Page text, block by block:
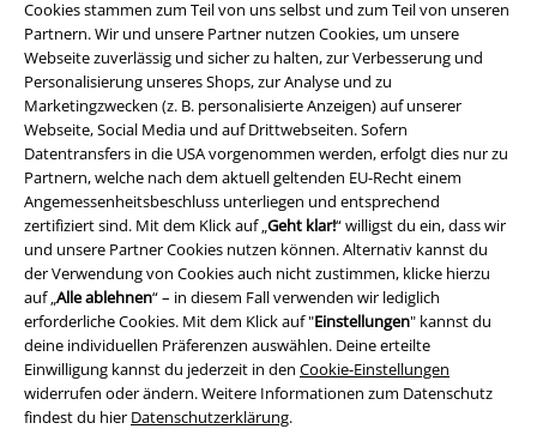
Cookies stammen zum Teil von uns selbst und zum Teil von unseren
Partnern. Wir und unsere Partner nutzen Cookies, um unsere
Webseite zuverlässig und sicher zu halten, zur Verbesserung und
Personalisierung unseres Shops, zur Analyse und zu
Marketingzwecken (z. B. personalisierte Anzeigen) auf unserer
Webseite, Social Media und auf Drittwebseiten. Sofern
Datentransfers in die USA vorgenommen werden, erfolgt dies nur zu
Partnern, welche nach dem aktuell geltenden EU-Recht einem
Angemessenheitsbeschluss unterliegen und entsprechend
zertifiziert sind. Mit dem Klick auf „Geht klar!“ willigst du ein, dass wir
und unsere Partner Cookies nutzen können. Alternativ kannst du
der Verwendung von Cookies auch nicht zustimmen, klicke hierzu
auf „Alle ablehnen“ – in diesem Fall verwenden wir lediglich
erforderliche Cookies. Mit dem Klick auf "Einstellungen" kannst du
deine individuellen Präferenzen auswählen. Deine erteilte
Einwilligung kannst du jederzeit in den Cookie-Einstellungen
widerrufen oder ändern. Weitere Informationen zum Datenschutz
findest du hier Datenschutzerklärung.
Rechtliches
AGB
Impressum
Datenschutz
Entsorgung und Umweltschutz